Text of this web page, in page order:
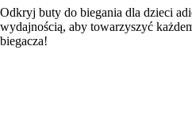
Odkryj buty do biegania dla dzieci
wydajnością, aby towarzyszyć
biegacza!